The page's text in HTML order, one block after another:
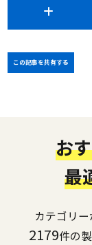
この記事を共有する
お
最
カテゴリ
2179件の